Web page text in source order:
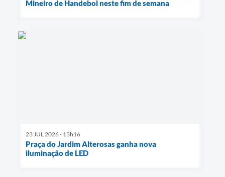
Mineiro de Handebol neste fim de semana
23 JUL 2026 - 13h16
Praça do Jardim Alterosas ganha nova
iluminação de LED